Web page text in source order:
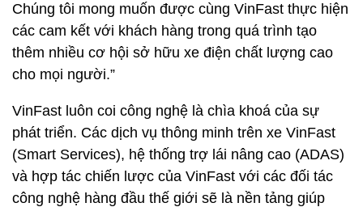
Chúng tôi mong muốn được cùng VinFast thực hiện
các cam kết với khách hàng trong quá trình tạo
thêm nhiều cơ hội sở hữu xe điện chất lượng cao
cho mọi người.”
VinFast luôn coi công nghệ là chìa khoá của sự
phát triển. Các dịch vụ thông minh trên xe VinFast
(Smart Services), hệ thống trợ lái nâng cao (ADAS)
và hợp tác chiến lược của VinFast với các đối tác
công nghệ hàng đầu thế giới sẽ là nền tảng giúp